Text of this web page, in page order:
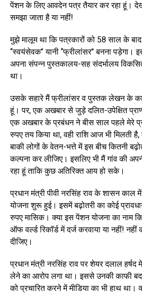
पेंशन के लिए आवदेन पत्र तैयार कर रहा हूं।
समझा जाता है या नहीं!
मुझे मालूम था कि पत्रकारों को 58 साल के बाद
‘‘स्वयंसेवक’’ यानी ‘‘फ्रीलांसर’’ बनना
अपना संपन्न पुस्तकालय-सह संदर्भालय
था।
उसके सहारे मैं फ्रीलांसर व पुस्तक लेखन के
हूं। पर, एक अखबार से जुड़े दलित-उपेक्षित
एक अखबार के प्रबंधन ने बीस साल पहले मेरे
रुपए तय किया था, वही राशि आज भी मिलती
बाकी लोगों के वेतन-भत्ते में इस बीच कितनी
कल्पना कर लीजिए। इसलिए भी मैं गांव की
रहा हूं ताकि कुछ अतिरिक्त आय हो सके।
प्रधान मंत्री पीवी नरसिंह राव के शासन काल
योजना शुरू हुई। इसमें बढ़ोतरी का कोई
रुपए मासिक। क्या इस पेंशन योजना का नाम
ऑफ वर्ल्ड रिकॉर्ड में दर्ज करवाया या नहीं! नहीं
दीजिए।
प्रधान मंत्री नरसिंह राव पर शेयर दलाल
लेने का आरोप लगा था। इससे उनकी काफी
को प्रचारित करने में मीडिया का भी हाथ था।